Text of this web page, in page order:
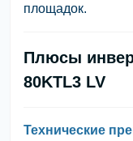
площадок.
Плюсы
80KTL3 LV
Технические